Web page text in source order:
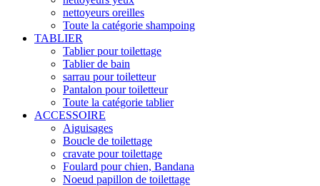
nettoyeurs oreilles
Toute la catégorie shampoing
TABLIER
Tablier pour toilettage
Tablier de bain
sarrau pour toiletteur
Pantalon pour toiletteur
Toute la catégorie tablier
ACCESSOIRE
Aiguisages
Boucle de toilettage
cravate pour toilettage
Foulard pour chien, Bandana
Noeud papillon de toilettage